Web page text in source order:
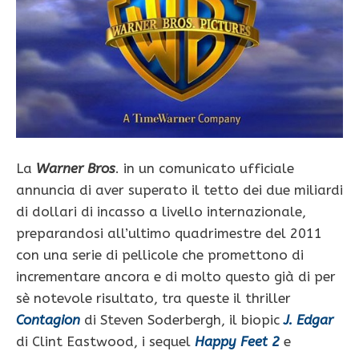
La Warner Bros. in un comunicato ufficiale
annuncia di aver superato il tetto dei due miliardi
di dollari di incasso a livello internazionale,
preparandosi all’ultimo quadrimestre del 2011
con una serie di pellicole che promettono di
incrementare ancora e di molto questo già di per
sè notevole risultato, tra queste il thriller
Contagion di Steven Soderbergh, il biopicJ. Edgar
di Clint Eastwood, i sequel Happy Feet 2 e